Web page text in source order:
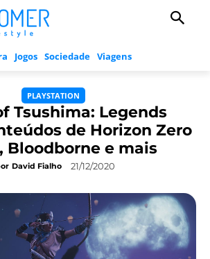
Jogos Sociedade Viagens
PLAYSTATION
Tsushima: Legends
de Horizon Zero
Bloodborne e mais
David Fialho 21/12/2020